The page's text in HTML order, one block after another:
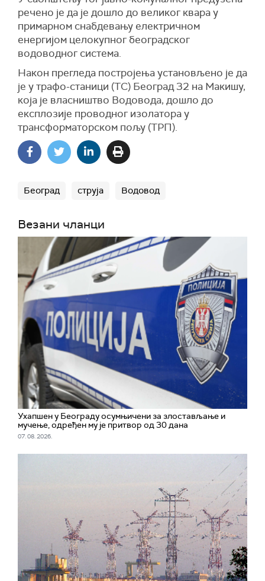
речено је да је дошло до великог квара у
примарном снабдевању електричном
енергијом целокупног београдског
водоводног система.
Након прегледа постројења установљено је да
је у трафо-станици (ТС) Београд 32 на Макишу,
која је власништво Водовода, дошло до
експлозије проводног изолатора у
трансформаторском пољу (ТРП).
Београд струја Водовод
Везани чланци
Ухапшен у Београду осумњичени за злостављање и
мучење, одређен му је притвор од 30 дана
07. 08. 2026.